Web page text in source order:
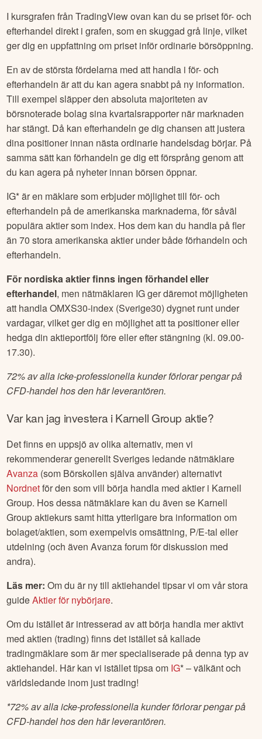
I kursgrafen från TradingView ovan kan du se priset för- och
efterhandel direkt i grafen, som en skuggad grå linje, vilket
ger dig en uppfattning om priset inför ordinarie börsöppning.
En av de största fördelarna med att handla i för- och
efterhandeln är att du kan agera snabbt på ny information.
Till exempel släpper den absoluta majoriteten av
börsnoterade bolag sina kvartalsrapporter när marknaden
har stängt. Då kan efterhandeln ge dig chansen att justera
dina positioner innan nästa ordinarie handelsdag börjar. På
samma sätt kan förhandeln ge dig ett försprång genom att
du kan agera på nyheter innan börsen öppnar.
IG* är en mäklare som erbjuder möjlighet till för- och
efterhandeln på de amerikanska marknaderna, för såväl
populära aktier som index. Hos dem kan du handla på fler
än 70 stora amerikanska aktier under både förhandeln och
efterhandeln.
För nordiska aktier finns ingen förhandel eller
efterhandel, men nätmäklaren IG ger däremot möjligheten
att handla OMXS30-index (Sverige30) dygnet runt under
vardagar, vilket ger dig en möjlighet att ta positioner eller
hedga din aktieportfölj före eller efter stängning (kl. 09.00-
17.30).
72% av alla icke-professionella kunder förlorar pengar på
CFD-handel hos den här leverantören.
Var kan jag investera iKarnell Group aktie?
Det finns en uppsjö av olika alternativ, men vi
rekommenderar generellt Sveriges ledande nätmäklare
Avanza (som Börskollen själva använder) alternativt
Nordnetför den som vill börja handla med aktier i Karnell
Group. Hos dessa nätmäklare kan du även se Karnell
Groupaktiekurs samt hitta ytterligare bra information om
bolaget/aktien, som exempelvis omsättning, P/E-tal eller
utdelning (och även Avanza forum för diskussion med
andra).
Läs mer: Om du är ny till aktiehandel tipsar vi om vår stora
guideAktier för nybörjare.
Om du istället är intresserad av att börja handla mer aktivt
med aktien (trading) finns det istället så kallade
tradingmäklare som är mer specialiserade på denna typ av
aktiehandel. Här kan vi istället tipsa om IG* – välkänt och
världsledande inom just trading!
*72% av alla icke-professionella kunder förlorar pengar på
CFD-handel hos den här leverantören.